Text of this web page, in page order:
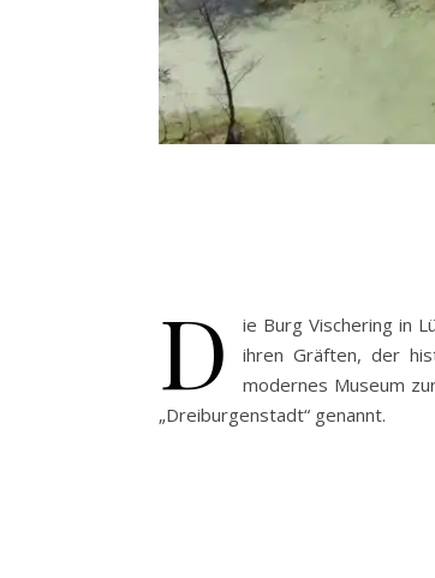
D
ie Burg Vischering in
ihren Gräften, der
modernes Museum
„Dreiburgenstadt“ genannt.